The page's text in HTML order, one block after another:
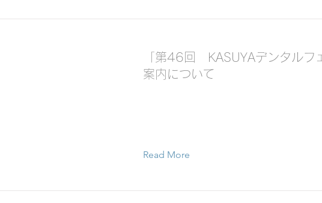
「第46回 KASUYAデンタルフ
案内について
Read More